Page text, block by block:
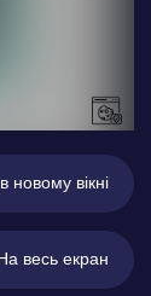
новому вікні
весь екран